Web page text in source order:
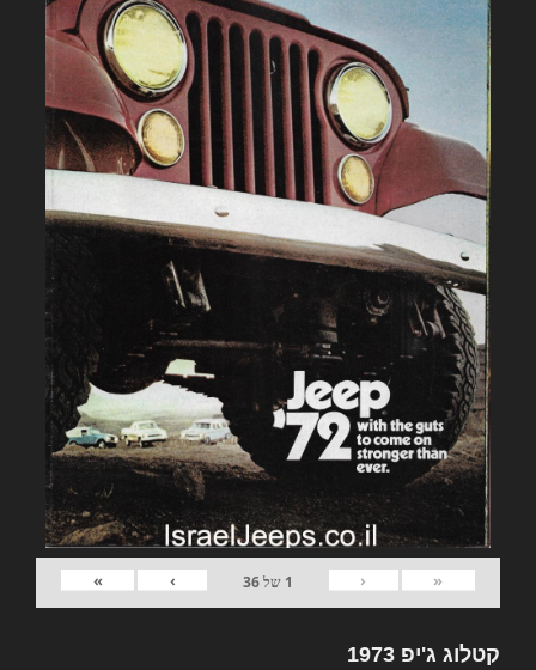
«
‹
1 של36
›
»
קטלוג ג'יפ 1973